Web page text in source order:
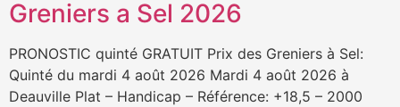
Greniers a Sel 2026
PRONOSTIC quinté GRATUIT Prix des Greniers à Sel:
Quinté du mardi 4 août 2026 Mardi 4 août 2026 à
Deauville Plat – Handicap – Référence: +18,5 – 2000